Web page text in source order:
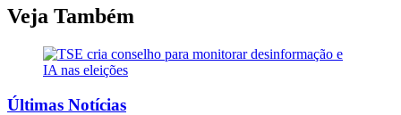
Veja Também
Últimas Notícias